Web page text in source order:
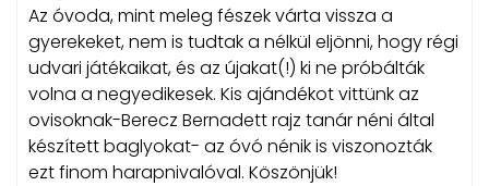
Az óvoda, mint meleg fészek várta vissza a
gyerekeket, nem is tudtak a nélkül eljönni, hogy régi
udvari játékaikat, és az újakat(!) ki ne próbálták
volna a negyedikesek. Kis ajándékot vittünk az
ovisoknak-Berecz Bernadett rajz tanár néni által
készített baglyokat- az óvó nénik is viszonozták
ezt finom harapnivalóval. Köszönjük!